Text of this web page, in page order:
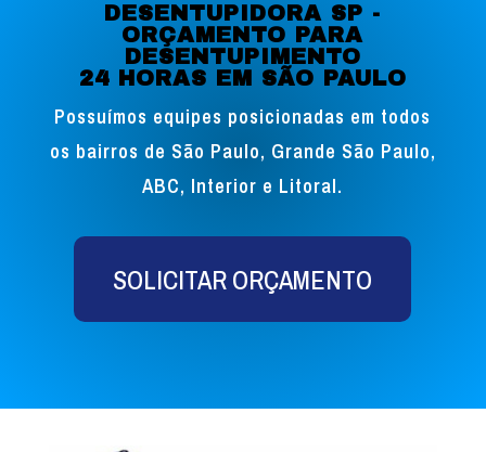
DESENTUPIDORA SP -
ORÇAMENTO PARA
DESENTUPIMENTO
24 HORAS EM SÃO PAULO
Possuímos equipes posicionadas em todos
os bairros de São Paulo, Grande São Paulo,
ABC, Interior e Litoral.
SOLICITAR ORÇAMENTO